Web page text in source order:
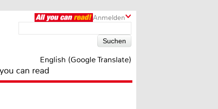
Anmelden
English (Google Translate)
can read